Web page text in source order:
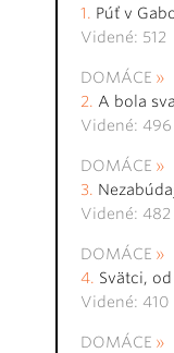
Púť v
Videné: 512
DOMÁCE
A bola
Videné: 496
DOMÁCE
Videné: 482
DOMÁCE
Svätci,
Videné: 410
DOMÁCE